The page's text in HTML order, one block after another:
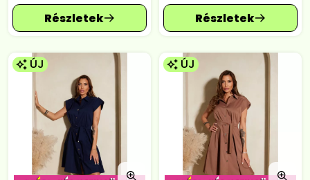
ÚJ ÚJ